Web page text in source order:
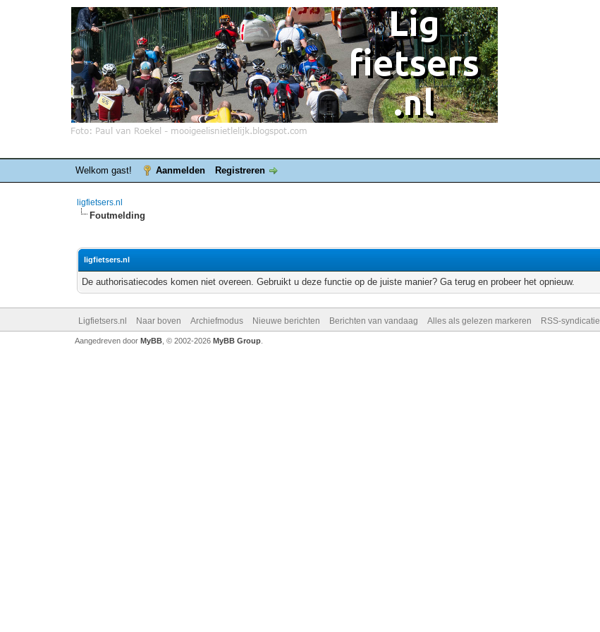
Welkom gast! Aanmelden Registreren
ligfietsers.nl
Foutmelding
ligfietsers.nl
De authorisatiecodes komen niet overeen. Gebruikt u deze functie op de juiste manier? Ga terug en probeer het opnieuw.
Ligfietsers.nl Naar boven Archiefmodus Nieuwe berichten Berichten van vandaag Alles als gelezen markeren RSS-syndicatie
Aangedreven door MyBB, © 2002-2026 MyBB Group.